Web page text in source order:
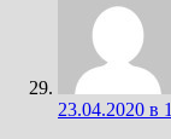
23.04.2020 в